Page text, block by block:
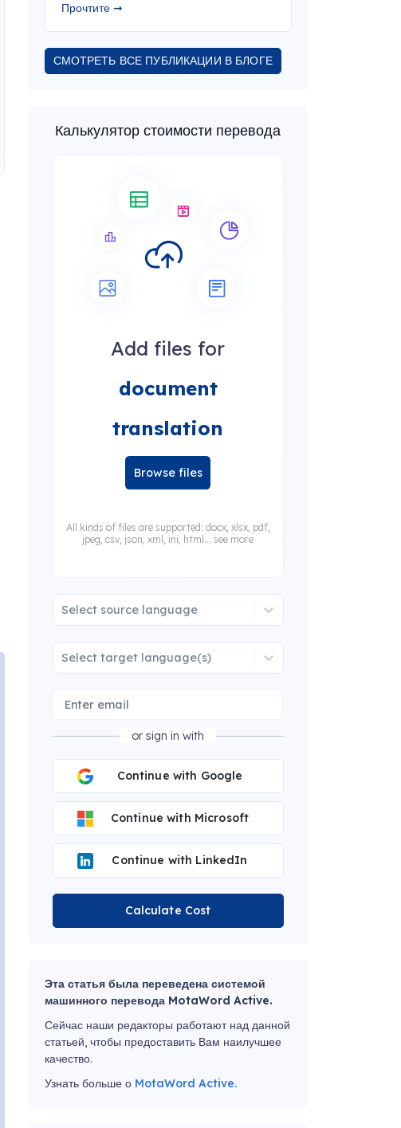
Прочтите ➞
СМОТРЕТЬ ВСЕ ПУБЛИКАЦИИ В БЛОГЕ
Калькулятор стоимости перевода
Add files for
document
translation
Browse files
All kinds of files are supported: docx, xlsx, pdf,
jpeg, csv, json, xml, ini, html... see more
Select source language
Select target language(s)
or sign in with
Continue with Google
Continue with Microsoft
Continue with LinkedIn
Calculate Cost
Эта статья была переведена системой
машинного перевода MotaWord Active.
Сейчас наши редакторы работают над данной
статьей, чтобы предоставить Вам наилучшее
качество.
Узнать больше о MotaWord Active.